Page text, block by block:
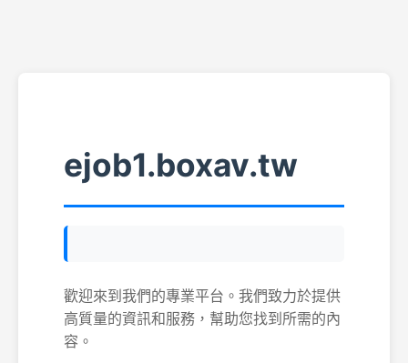
ejob1.boxav.tw
歡迎來到我們的專業平台。我們致力於提供
高質量的資訊和服務，幫助您找到所需的內
容。